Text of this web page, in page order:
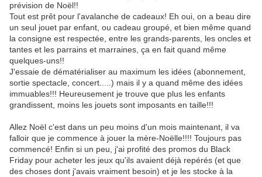
prévision de Noël!!
Tout est prêt pour l'avalanche de cadeaux! Eh oui, on a beau dire
un seul jouet par enfant, ou cadeau groupé, et bien même quand
la consigne est respectée, entre les grands-parents, les oncles et
tantes et les parrains et marraines, ça en fait quand même
quelques-uns!!
J'essaie de dématérialiser au maximum les idées (abonnement,
sortie spectacle, concert.....) mais il y a quand même des idées
immuables!!! Heureusement je trouve que plus les enfants
grandissent, moins les jouets sont imposants en taille!!!
Allez Noël c'est dans un peu moins d'un mois maintenant, il va
falloir que je commence à jouer la mère-Noëlle!!!! Toujours pas
commencé! Enfin si un peu, j'ai profité des promos du Black
Friday pour acheter les jeux qu'ils avaient déjà repérés (et que
des choses dont j'avais vraiment besoin) et je les stocke à la